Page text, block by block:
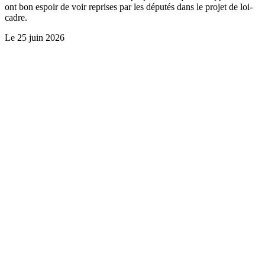
ont bon espoir de voir reprises par les députés dans le projet de loi-
cadre.
Le 25 juin 2026